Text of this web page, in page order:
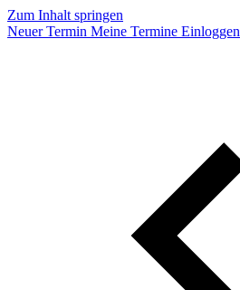
Zum Inhalt springen
Neuer Termin Meine Termine Einloggen